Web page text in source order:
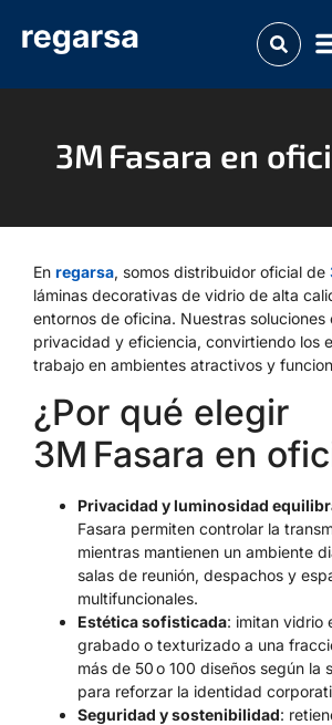
3M Fasara en
En regarsa, somos distribuidor oficial de
láminas decorativas de vidrio de alta
entornos de oficina. Nuestras soluciones
privacidad y eficiencia, convirtiendo los
trabajo en ambientes atractivos y
¿Por qué elegir
3M Fasara en
Privacidad y luminosidad
Fasara permiten controlar la
mientras mantienen un ambiente
salas de reunión, despachos y
multifuncionales.
Estética sofisticada: imitan vidrio
grabado o texturizado a una
más de 50 o 100 diseños según la
para reforzar la identidad
Seguridad y sostenibilidad: